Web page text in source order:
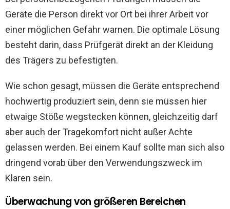
Geräte die Person direkt vor Ort bei ihrer Arbeit vor
einer möglichen Gefahr warnen. Die optimale Lösung
besteht darin, dass Prüfgerät direkt an der Kleidung
des Trägers zu befestigten.
Wie schon gesagt, müssen die Geräte entsprechend
hochwertig produziert sein, denn sie müssen hier
etwaige Stöße wegstecken können, gleichzeitig darf
aber auch der Tragekomfort nicht außer Achte
gelassen werden. Bei einem Kauf sollte man sich also
dringend vorab über den Verwendungszweck im
Klaren sein.
Überwachung von größeren Bereichen